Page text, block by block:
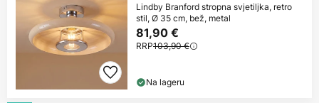
Lindby Branford stropna svjetiljka, retro
stil, Ø 35 cm, bež, metal
81,90 €
RRP103,90 €
Na lageru